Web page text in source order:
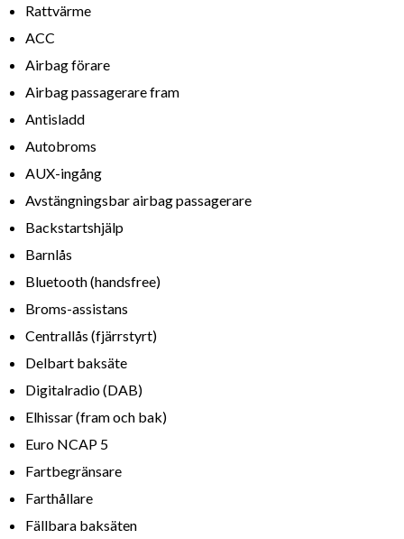
Rattvärme
ACC
Airbag förare
Airbag passagerare fram
Antisladd
Autobroms
AUX-ingång
Avstängningsbar airbag passagerare
Backstartshjälp
Barnlås
Bluetooth (handsfree)
Broms-assistans
Centrallås (fjärrstyrt)
Delbart baksäte
Digitalradio (DAB)
Elhissar (fram och bak)
Euro NCAP 5
Fartbegränsare
Farthållare
Fällbara baksäten